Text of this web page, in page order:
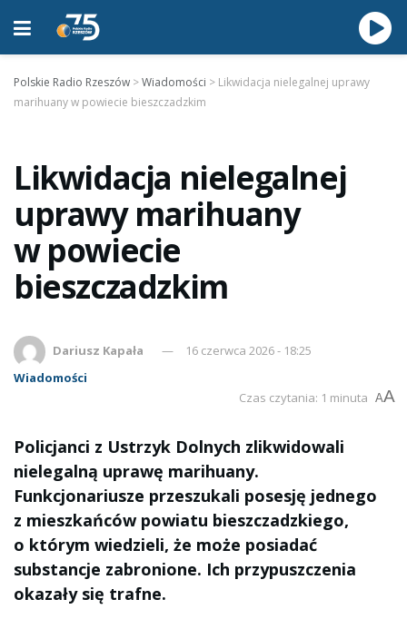
Polskie Radio Rzeszów >Wiadomości > Likwidacja nielegalnej uprawy
marihuany w powiecie bieszczadzkim
Likwidacja nielegalnej
uprawy marihuany
w powiecie
bieszczadzkim
Dariusz Kapała
16 czerwca 2026 - 18:25
Wiadomości
Czas czytania: 1 minuta AA
Policjanci z Ustrzyk Dolnych zlikwidowali
nielegalną uprawę marihuany.
Funkcjonariusze przeszukali posesję jednego
z mieszkańców powiatu bieszczadzkiego,
o którym wiedzieli, że może posiadać
substancje zabronione. Ich przypuszczenia
okazały się trafne.